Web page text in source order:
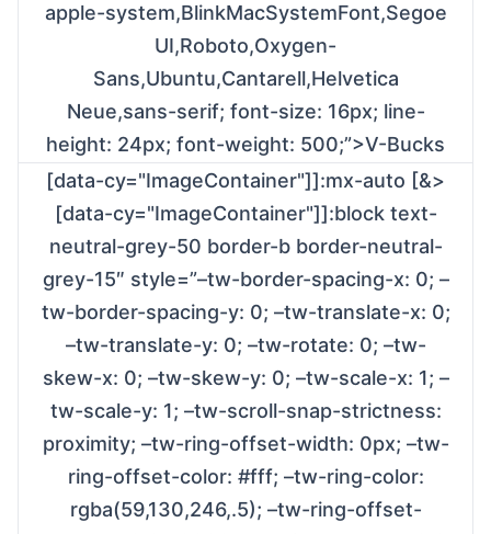
apple-system,BlinkMacSystemFont,Segoe
UI,Roboto,Oxygen-
Sans,Ubuntu,Cantarell,Helvetica
Neue,sans-serif; font-size: 16px; line-
height: 24px; font-weight: 500;”>V-Bucks
[data-cy="ImageContainer"]]:mx-auto [&>
[data-cy="ImageContainer"]]:block text-
neutral-grey-50 border-b border-neutral-
grey-15″ style=”–tw-border-spacing-x: 0; –
tw-border-spacing-y: 0; –tw-translate-x: 0;
–tw-translate-y: 0; –tw-rotate: 0; –tw-
skew-x: 0; –tw-skew-y: 0; –tw-scale-x: 1; –
tw-scale-y: 1; –tw-scroll-snap-strictness:
proximity; –tw-ring-offset-width: 0px; –tw-
ring-offset-color: #fff; –tw-ring-color:
rgba(59,130,246,.5); –tw-ring-offset-